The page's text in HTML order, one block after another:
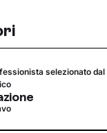
selezionato dal